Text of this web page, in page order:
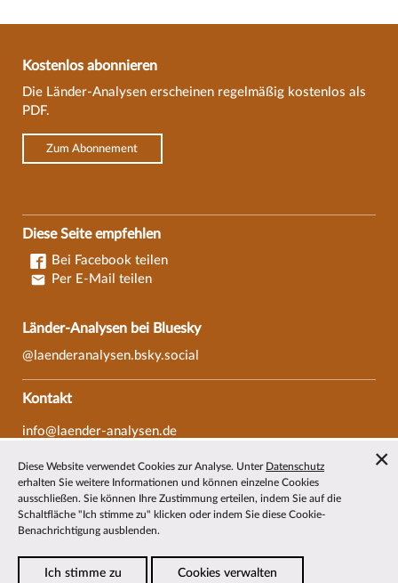
Kostenlos abonnieren
Die Länder-Analysen erscheinen regelmäßig kostenlos als
PDF.
Zum Abonnement
Diese Seite empfehlen
Bei Facebook teilen
Per E-Mail teilen
Länder-Analysen bei Bluesky
@laenderanalysen.bsky.social
Kontakt
info@laender-analysen.de
Fax: 0421/218-69607
Redaktionen
Wissenschaftliche Beiräte
Über die Länder-Analysen
Diese Website verwendet Cookies zur Analyse. Unter Datenschutz
erhalten Sie weitere Informationen und können einzelne Cookies
ausschließen. Sie können Ihre Zustimmung erteilen, indem Sie auf die
Schaltfläche "Ich stimme zu" klicken oder indem Sie diese Cookie-
Benachrichtigung ausblenden.
Ich stimme zu Cookies verwalten